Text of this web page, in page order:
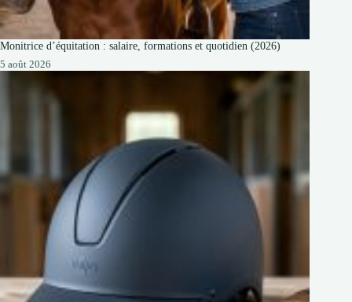
Monitrice d’équitation : salaire, formations et quotidien (2026)
5 août 2026